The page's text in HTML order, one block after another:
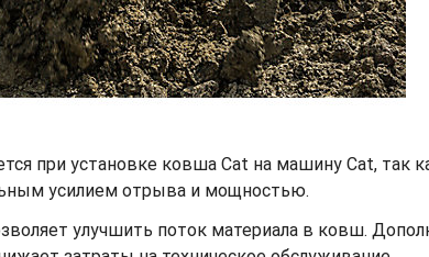
при установке ковша Cat на машину Cat, так
усилием отрыва и мощностью.
улучшить поток материала в ковш.